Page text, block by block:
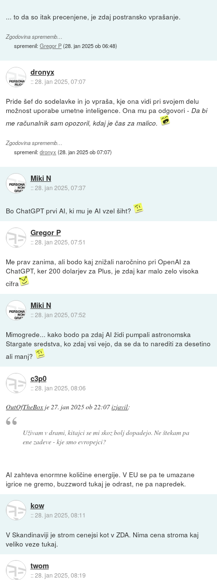
... to da so itak precenjene, je zdaj postransko vprašanje.
Zgodovina sprememb…
spremenil:Gregor P(28. jan 2025 ob 06:48)
dronyx
::28. jan 2025, 07:07
Pride šef do sodelavke in jo vpraša, kje ona vidi pri svojem delu
možnost uporabe umetne inteligence. Ona mu pa odgovori -Da bi
me računalnik sam opozoril, kdaj je čas za malico.
Zgodovina sprememb…
spremenil:dronyx (28. jan 2025 ob 07:07)
Miki N
::28. jan 2025, 07:37
Bo ChatGPT prvi AI, ki mu je AI vzel šiht?
Gregor P
::28. jan 2025, 07:51
Me prav zanima, ali bodo kaj znižali naročnino pri OpenAI za
ChatGPT, ker 200 dolarjev za Plus, je zdaj kar malo zelo visoka
cifra
Miki N
::28. jan 2025, 07:52
Mimogrede... kako bodo pa zdaj AI židi pumpali astronomska
Stargate sredstva, ko zdaj vsi vejo, da se da to narediti za desetino
ali manj?
c3p0
::28. jan 2025, 08:06
OutOfTheBox je27. jan 2025 ob 22:07izjavil:
Uživam v drami, kitajci se mi skoz bolj dopadejo. Ne štekam pa
ene zadeve - kje smo evropejci?
AI zahteva enormne količine energije. V EU se pa te umazane
igrice ne gremo, buzzword tukaj je odrast, ne pa napredek.
kow
::28. jan 2025, 08:11
V Skandinaviji je strom cenejsi kot v ZDA. Nima cena stroma kaj
veliko veze tukaj.
twom
::28. jan 2025, 08:19